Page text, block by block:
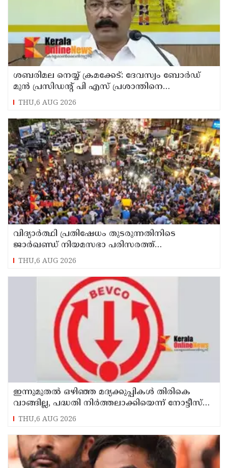
ശബരിമല നെയ്യ് ക്രമക്കേട്: ദേവസ്വം ബോര്‍ഡ്
മുന്‍ പ്രസിഡന്റ് പി എസ് പ്രശാന്തിനെ
പ്രതിയാക്കും: ദേവസ്വം വിജിലന്‍സ്
THU,6 AUG 2026
വിദ്യാര്‍ത്ഥി പ്രതിഷേധം തുടരുന്നതിനിടെ
ജാര്‍ഖണ്ഡ് നിയമസഭാ പരിസരത്ത്
നിരോധനാജ്ഞ
THU,6 AUG 2026
ഇന്നുമുതല്‍ ഒഴിഞ്ഞ മദ്യക്കുപ്പികള്‍ തിരികെ
വാങ്ങില്ല, പദ്ധതി നിര്‍ത്തലാക്കിയെന്ന് നോട്ടീസ്
പ്രദര്‍ശിപ്പിക്കും
THU,6 AUG 2026